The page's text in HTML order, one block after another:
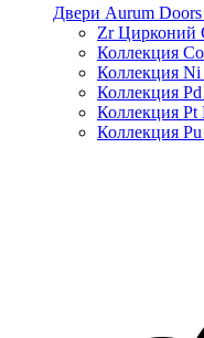
Двери Aurum Doors
Zr Цирконий
Коллекция
Коллекция
Коллекция
Коллекция Pt
Коллекция